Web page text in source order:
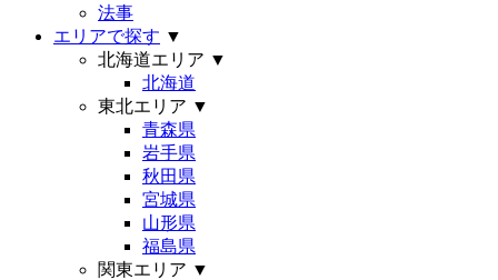
法事
エリアで探す ▼
北海道エリア ▼
北海道
東北エリア ▼
青森県
岩手県
秋田県
宮城県
山形県
福島県
関東エリア ▼